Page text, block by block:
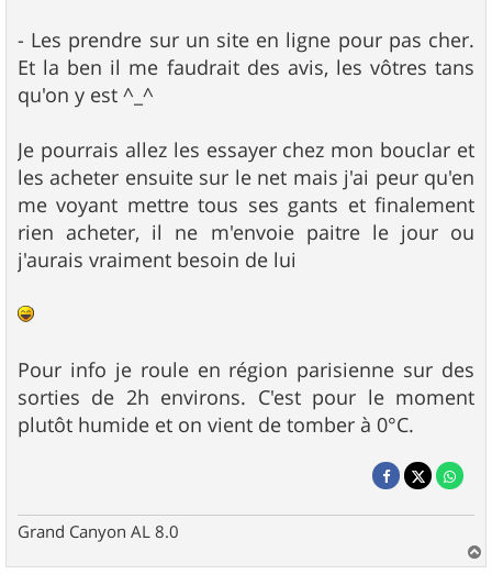
- Les prendre sur un site en ligne pour pas cher.
Et la ben il me faudrait des avis, les vôtres tans
qu'on y est ^_^
Je pourrais allez les essayer chez mon bouclar et
les acheter ensuite sur le net mais j'ai peur qu'en
me voyant mettre tous ses gants et finalement
rien acheter, il ne m'envoie paitre le jour ou
j'aurais vraiment besoin de lui
Pour info je roule en région parisienne sur des
sorties de 2h environs. C'est pour le moment
plutôt humide et on vient de tomber à 0°C.
Grand Canyon AL 8.0
a